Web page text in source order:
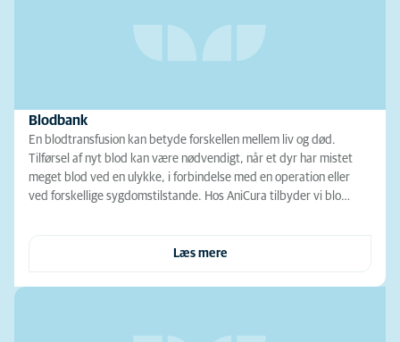
Blodbank
En blodtransfusion kan betyde forskellen mellem liv og død.
Tilførsel af nyt blod kan være nødvendigt, når et dyr har mistet
meget blod ved en ulykke, i forbindelse med en operation eller
ved forskellige sygdomstilstande. Hos AniCura tilbyder vi blo…
Læs mere